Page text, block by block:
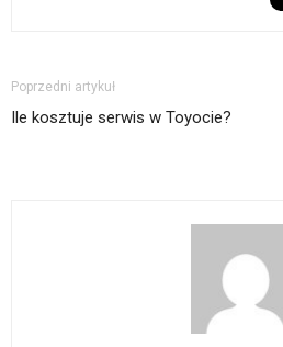
Poprzedni artykuł
Ile kosztuje serwis w Toyocie?